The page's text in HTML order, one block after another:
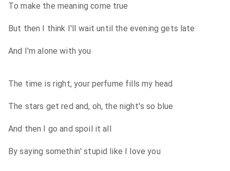
To make the meaning come true
But then I think I'll wait until the evening gets late
And I'm alone with you
The time is right, your perfume fills my head
The stars get red and, oh, the night's so blue
And then I go and spoil it all
By saying somethin' stupid like I love you